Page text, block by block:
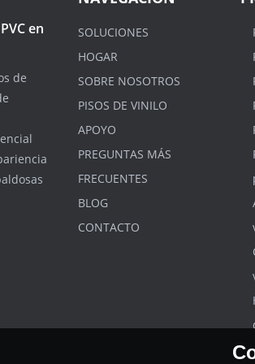
en
de
SOLUCIONES
HOGAR
SOBRE NOSOTROS
PISOS DE VINILO
APOYO
PREGUNTAS MÁS
FRECUENTES
BLOG
CONTACTO